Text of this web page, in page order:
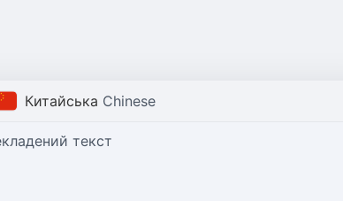
Китайська Chinese
текст